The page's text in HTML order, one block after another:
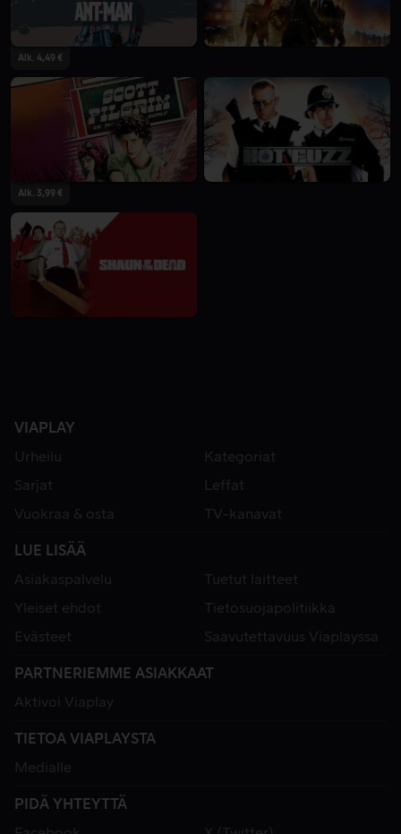
Alk. 4,49 €
Alk. 3,99 €
VIAPLAY
Urheilu
Kategoriat
Sarjat
Leffat
Vuokraa & osta
TV-kanavat
LUE LISÄÄ
Asiakaspalvelu
Tuetut laitteet
Yleiset ehdot
Tietosuojapolitiikka
Evästeet
Saavutettavuus Viaplayssa
PARTNERIEMME ASIAKKAAT
Aktivoi Viaplay
TIETOA VIAPLAYSTA
Medialle
PIDÄ YHTEYTTÄ